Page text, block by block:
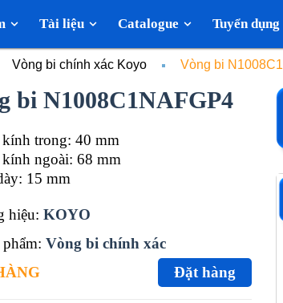
Tài liệu Catalogue Tuyển dụng
Vòng bi chính xác Koyo Vòng bi
bi N1008C1NAFGP4
trong: 40 mm
ngoài: 68 mm
15 mm
hiệu: KOYO
Vòng bi chính xác
Đặt hàng